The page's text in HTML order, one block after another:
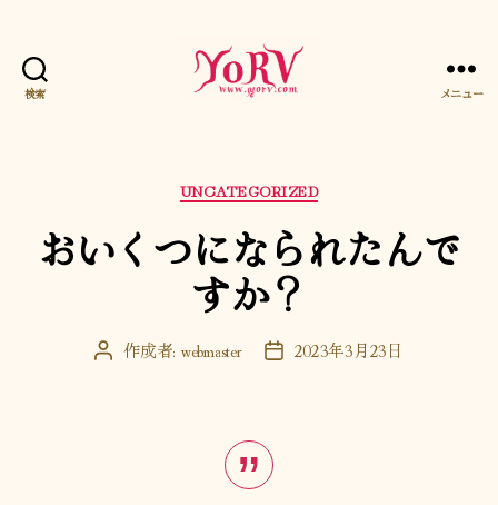
検索 メニュー
カ
テ
ゴ
リ
ー
UNCATEGORIZED
おいくつになられたんで
すか？
投 作成者: webmaster
投 2023年3月23日